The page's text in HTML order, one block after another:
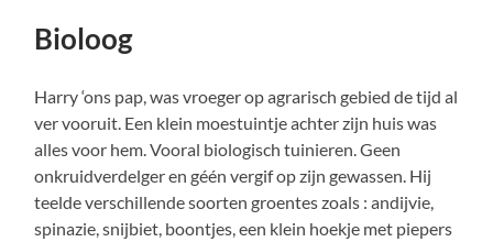
Bioloog
Harry ‘ons pap, was vroeger op agrarisch gebied de tijd al
ver vooruit. Een klein moestuintje achter zijn huis was
alles voor hem. Vooral biologisch tuinieren. Geen
onkruidverdelger en géén vergif op zijn gewassen. Hij
teelde verschillende soorten groentes zoals : andijvie,
spinazie, snijbiet, boontjes, een klein hoekje met piepers